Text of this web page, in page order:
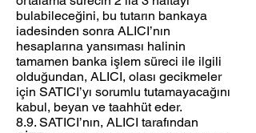
bulabileceğini, bu tutarın bankaya
iadesinden sonra ALICI’nın
hesaplarına yansıması halinin
tamamen banka işlem süreci ile ilgili
olduğundan, ALICI, olası gecikmeler
için SATICI’yı sorumlu tutamayacağını
kabul, beyan ve taahhüt eder.
8.9. SATICI’nın, ALICI tarafından